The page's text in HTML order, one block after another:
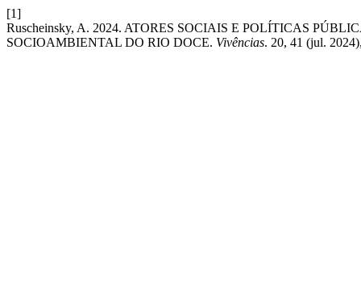
[1]
Ruscheinsky, A. 2024. ATORES SOCIAIS E POLÍTICAS
SOCIOAMBIENTAL DO RIO DOCE. Vivências. 20, 41 (jul.